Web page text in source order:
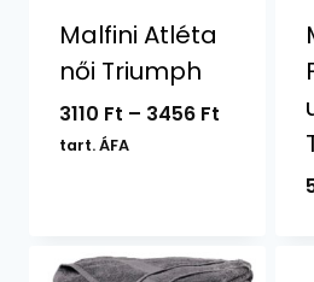
Malfini Atléta
női Triumph
3110 Ft – 3456 Ft
tart. ÁFA